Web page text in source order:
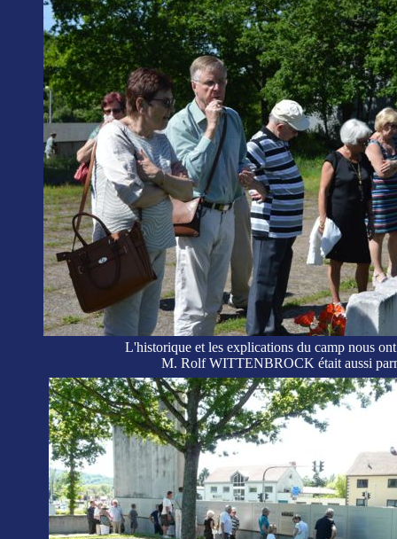
L'historique et les explications du camp nous
M. Rolf WITTENBROCK était aussi